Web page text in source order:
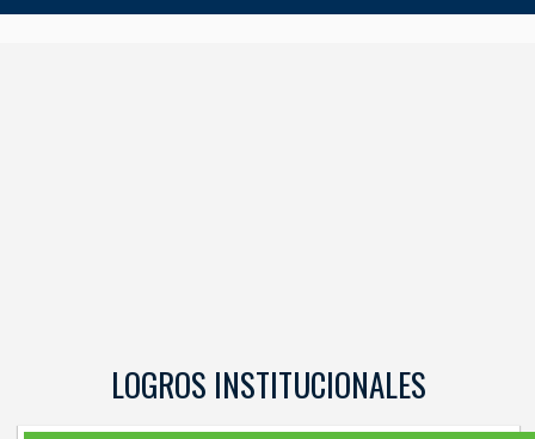
LOGROS INSTITUCIONALES